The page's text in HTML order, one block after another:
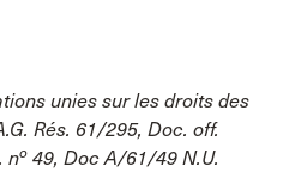
unies sur les droits des
Rés. 61/295, Doc. off.
no 49, Doc A/61/49 N.U.